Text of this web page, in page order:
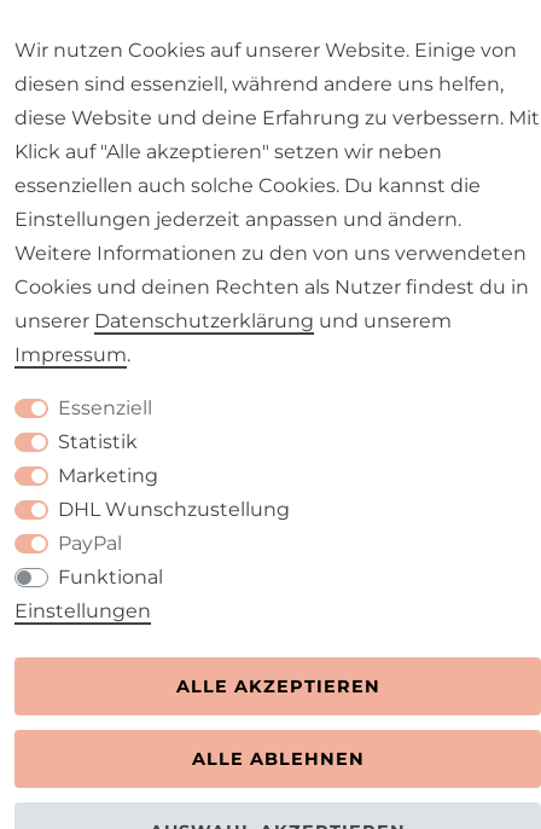
Impressum Daten­schutz­erklärung AGB
Barrierefreiheitserklärung Widerrufs­recht
Wir nutzen Cookies auf unserer Website. Einige von
diesen sind essenziell, während andere uns helfen,
diese Website und deine Erfahrung zu verbessern. Mit
Klick auf "Alle akzeptieren" setzen wir neben
essenziellen auch solche Cookies. Du kannst die
Einstellungen jederzeit anpassen und ändern.
Weitere Informationen zu den von uns verwendeten
Cookies und deinen Rechten als Nutzer findest du in
unserer Daten­schutz­erklärung und unserem
Impressum.
Essenziell
Statistik
Marketing
DHL Wunschzustellung
PayPal
Funktional
Einstellungen
ALLE AKZEPTIEREN
ALLE ABLEHNEN